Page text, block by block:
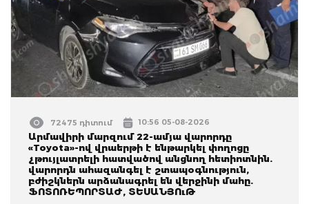
72475 դիտում 10:56 05-08-2026
Արմավիրի մարզում 22-ամյա վարորդը
«Toyota»-ով վրաերթի է ենթարկել փողոցը
չթույլատրելի հատվածով անցնող հետիոտնին.
վարորդն ահազանգել է շտապօգնություն,
բժիշկներն արձանագրել են վերջինի մահը.
ՖՈՏՈՌԵՊՈՐՏԱԺ, ՏԵՍԱՆՅՈւԹ